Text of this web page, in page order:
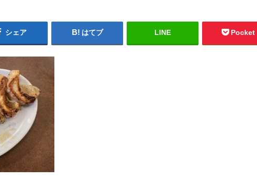
シェア はてブ LINE Pocket